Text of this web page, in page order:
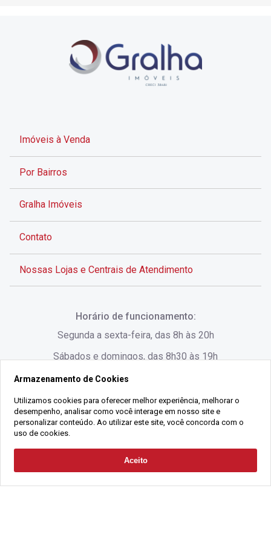
Solicitar Contato
Imóveis à Venda
Por Bairros
Gralha Imóveis
Contato
Nossas Lojas e Centrais de Atendimento
Rua Lauro Linhares, 1080 - Trindade, Florianópolis -
SC
(48) 3220-1045
Alameda César Nascimento, 549, Salas 1, 2 e 3 -
Jurerê, - Florianópolis - SC
Horário de funcionamento:
Segunda a sexta-feira, das 8h às 20h
Sábados e domingos, das 8h30 às 19h
2021 Copyright - Gralha Imóveis CRECI 008060/O - Todos os direitos
CNPJ:18.091.083/0001-37
Armazenamento de Cookies
Utilizamos cookies para oferecer melhor experiência, melhorar o
desempenho, analisar como você interage em nosso site e
personalizar conteúdo. Ao utilizar este site, você concorda com o
uso de cookies.
Aceito